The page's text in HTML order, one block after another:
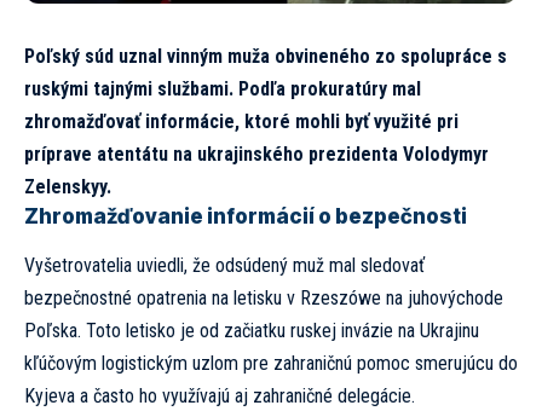
Poľský súd uznal vinným muža obvineného zo spolupráce s
ruskými tajnými službami. Podľa prokuratúry mal
zhromažďovať informácie, ktoré mohli byť využité pri
príprave atentátu na ukrajinského prezidenta Volodymyr
Zelenskyy.
Zhromažďovanie informácií o bezpečnosti
Vyšetrovatelia uviedli, že odsúdený muž mal sledovať
bezpečnostné opatrenia na letisku v Rzeszówe na juhovýchode
Poľska. Toto letisko je od začiatku ruskej invázie na Ukrajinu
kľúčovým logistickým uzlom pre zahraničnú pomoc smerujúcu do
Kyjeva a často ho využívajú aj zahraničné delegácie.